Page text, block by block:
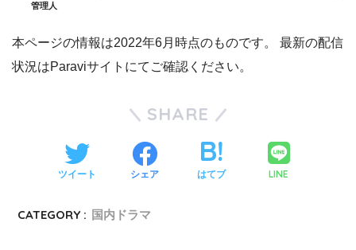
管理人
本ページの情報は2022年6月時点のものです。 最新の配信
状況はParaviサイトにてご確認ください。
SHARE
ツイート シェア はてブ LINE
CATEGORY : 国内ドラマ